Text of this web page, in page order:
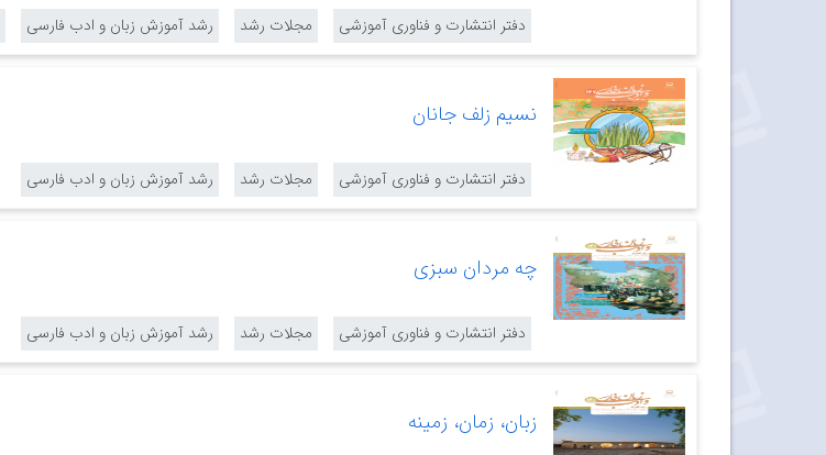
دفتر انتشارت و فناوری آموزشی
مجلات رشد رشد آموزش زبان و ادب فارسی
نسیم زلف جانان
دفتر انتشارت و فناوری آموزشی
مجلات رشد رشد آموزش زبان و ادب فارسی
چه مردان سبزی
دفتر انتشارت و فناوری آموزشی
مجلات رشد رشد آموزش زبان و ادب فارسی
زبان، زمان، زمینه